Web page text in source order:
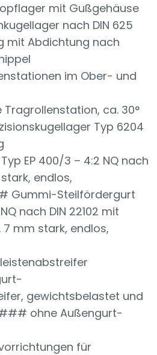
mit Gußgehäuse
nach DIN 625
mit Abdichtung nach
im Ober- und
ca. 30°
Typ 6204
EP 400/3 – 4:2 NQ nach
stark, endlos,
Gummi-Steilfördergurt
nach DIN 22102 mit
7 mm stark, endlos,
gewichtsbelastet und
ohne Außengurt-
für